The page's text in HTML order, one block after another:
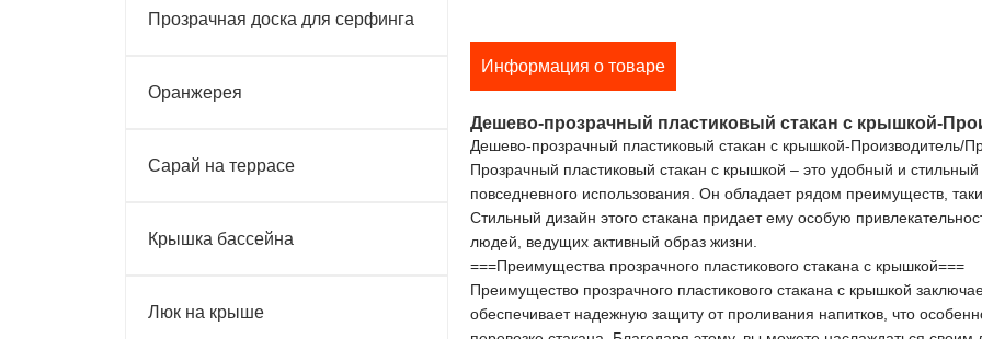
Прозрачная доска для серфинга
Оранжерея
Сарай на террасе
Крышка бассейна
Люк на крыше
Информация о товаре
Дешево-прозрачный пластиковый стакан с крышкой-
Дешево-прозрачный пластиковый стакан с крышкой-Производитель/
Прозрачный пластиковый стакан с крышкой – это удобный и
повседневного использования. Он обладает рядом преимуществ,
Стильный дизайн этого стакана придает ему особую
людей, ведущих активный образ жизни.
===Преимущества прозрачного пластикового стакана с крышкой===
Преимущество прозрачного пластикового стакана с крышкой
обеспечивает надежную защиту от проливания напитков, что